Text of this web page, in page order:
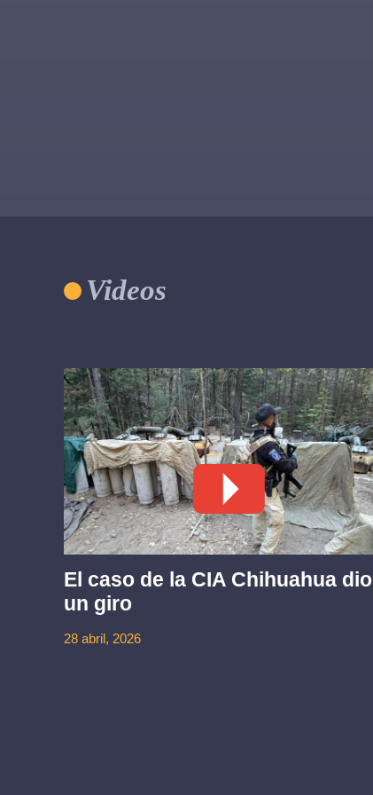
Videos
El caso de la CIA Chihuahua dio
un giro
28 abril, 2026